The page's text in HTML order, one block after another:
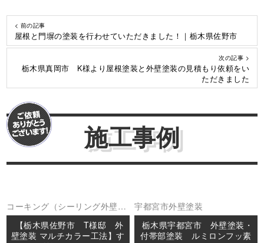
< 前の記事
屋根と門塀の塗装を行わせていただきました！｜栃木県佐野市
次の記事 >
栃木県真岡市 K様より屋根塗装と外壁塗装の見積もり依頼をい
ただきました
施工事例
コーキング（シーリング外壁塗
装防水工事
【栃木県佐野市 T様邸 外
壁塗装 マルチカラー工法】す
宇都宮市外壁塗装
栃木県宇都宮市 外壁塗装・
付帯部塗装 ルミロンフッ素